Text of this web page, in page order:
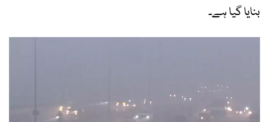
بنایا گیا ہے۔